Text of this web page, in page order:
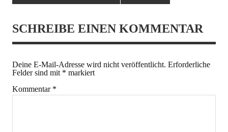
SCHREIBE EINEN KOMMENTAR
Deine E-Mail-Adresse wird nicht veröffentlicht. Erforderliche
Felder sind mit * markiert
Kommentar *